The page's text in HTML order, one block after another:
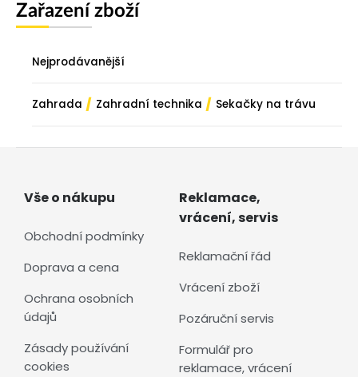
Zařazení zboží
Nejprodávanější
Zahrada / Zahradní technika / Sekačky na trávu
Vše o nákupu
Obchodní podmínky
Doprava a cena
Ochrana osobních
údajů
Zásady používání
cookies
Reklamace,
vrácení, servis
Reklamační řád
Vrácení zboží
Pozáruční servis
Formulář pro
reklamace, vrácení